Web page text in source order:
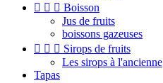
   Boisson
Jus de fruits
boissons gazeuses
   Sirops de fruits
Les sirops à l'ancienne
Tapas